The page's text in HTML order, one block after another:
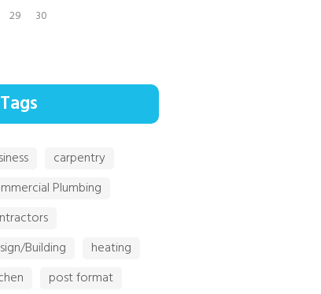
29 30
Tags
carpentry
Plumbing
Building
heating
post format